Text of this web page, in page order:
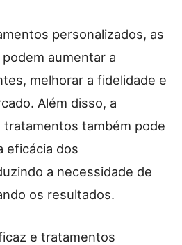
personalizados, as
aumentar a
melhorar a fidelidade e
Além disso, a
tratamentos também pode
eficácia dos
a necessidade de
os resultados.
e tratamentos